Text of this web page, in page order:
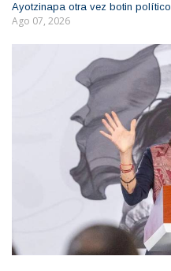
Ayotzinapa otra vez botin político
Ago 07, 2026